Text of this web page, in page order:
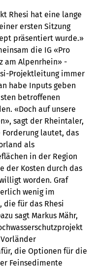
Rhesi hat eine lange
ersten Sitzung
präsentiert wurde.»
die IG «Pro
am Alpenrhein»
­Projektleitung immer
habe Inputs geben
betroffenen
«Doch auf unsere
sagt der Rheintaler,
­Forderung lautet, das
als
in der Region
der Kosten durch das
worden. Graf
wenig im
die für das ­Rhesi
sagt Markus Mähr,
die Optionen für die
Feinsedimente